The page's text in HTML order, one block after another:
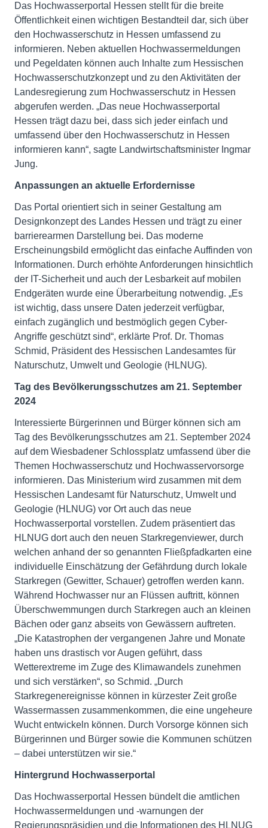
Das Hochwasserportal Hessen stellt für die breite
Öffentlichkeit einen wichtigen Bestandteil dar, sich über
den Hochwasserschutz in Hessen umfassend zu
informieren. Neben aktuellen Hochwassermeldungen
und Pegeldaten können auch Inhalte zum Hessischen
Hochwasserschutzkonzept und zu den Aktivitäten der
Landesregierung zum Hochwasserschutz in Hessen
abgerufen werden. „Das neue Hochwasserportal
Hessen trägt dazu bei, dass sich jeder einfach und
umfassend über den Hochwasserschutz in Hessen
informieren kann“, sagte Landwirtschaftsminister Ingmar
Jung.
Anpassungen an aktuelle Erfordernisse
Das Portal orientiert sich in seiner Gestaltung am
Designkonzept des Landes Hessen und trägt zu einer
barrierearmen Darstellung bei. Das moderne
Erscheinungsbild ermöglicht das einfache Auffinden von
Informationen. Durch erhöhte Anforderungen hinsichtlich
der IT-Sicherheit und auch der Lesbarkeit auf mobilen
Endgeräten wurde eine Überarbeitung notwendig. „Es
ist wichtig, dass unsere Daten jederzeit verfügbar,
einfach zugänglich und bestmöglich gegen Cyber-
Angriffe geschützt sind“, erklärte Prof. Dr. Thomas
Schmid, Präsident des Hessischen Landesamtes für
Naturschutz, Umwelt und Geologie (HLNUG).
Tag des Bevölkerungsschutzes am 21. September
2024
Interessierte Bürgerinnen und Bürger können sich am
Tag des Bevölkerungsschutzes am 21. September 2024
auf dem Wiesbadener Schlossplatz umfassend über die
Themen Hochwasserschutz und Hochwasservorsorge
informieren. Das Ministerium wird zusammen mit dem
Hessischen Landesamt für Naturschutz, Umwelt und
Geologie (HLNUG) vor Ort auch das neue
Hochwasserportal vorstellen. Zudem präsentiert das
HLNUG dort auch den neuen Starkregenviewer, durch
welchen anhand der so genannten Fließpfadkarten eine
individuelle Einschätzung der Gefährdung durch lokale
Starkregen (Gewitter, Schauer) getroffen werden kann.
Während Hochwasser nur an Flüssen auftritt, können
Überschwemmungen durch Starkregen auch an kleinen
Bächen oder ganz abseits von Gewässern auftreten.
„Die Katastrophen der vergangenen Jahre und Monate
haben uns drastisch vor Augen geführt, dass
Wetterextreme im Zuge des Klimawandels zunehmen
und sich verstärken“, so Schmid. „Durch
Starkregenereignisse können in kürzester Zeit große
Wassermassen zusammenkommen, die eine ungeheure
Wucht entwickeln können. Durch Vorsorge können sich
Bürgerinnen und Bürger sowie die Kommunen schützen
– dabei unterstützen wir sie.“
Hintergrund Hochwasserportal
Das Hochwasserportal Hessen bündelt die amtlichen
Hochwassermeldungen und -warnungen der
Regierungspräsidien und die Informationen des HLNUG